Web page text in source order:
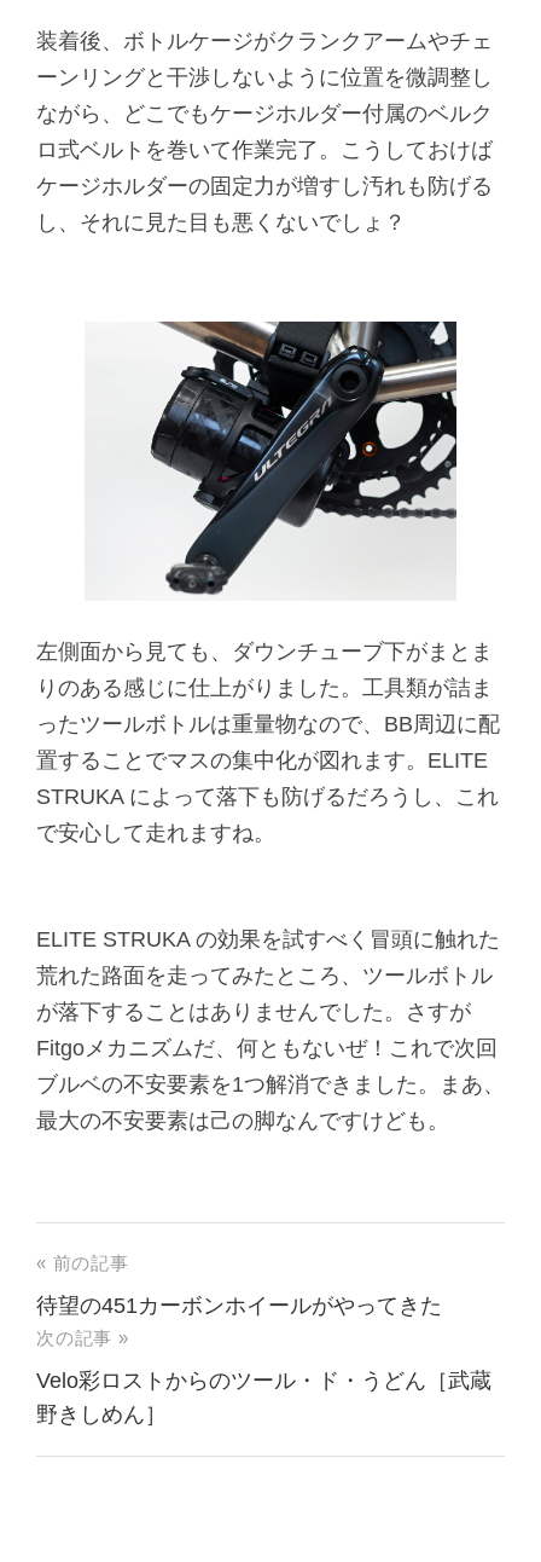
装着後、ボトルケージがクランクアームやチェ
ーンリングと干渉しないように位置を微調整し
ながら、どこでもケージホルダー付属のベルク
ロ式ベルトを巻いて作業完了。こうしておけば
ケージホルダーの固定力が増すし汚れも防げる
し、それに見た目も悪くないでしょ？
左側面から見ても、ダウンチューブ下がまとま
りのある感じに仕上がりました。工具類が詰ま
ったツールボトルは重量物なので、BB周辺に配
置することでマスの集中化が図れます。ELITE
STRUKA によって落下も防げるだろうし、これ
で安心して走れますね。
ELITE STRUKA の効果を試すべく冒頭に触れた
荒れた路面を走ってみたところ、ツールボトル
が落下することはありませんでした。さすが
Fitgoメカニズムだ、何ともないぜ！これで次回
ブルベの不安要素を1つ解消できました。まあ、
最大の不安要素は己の脚なんですけども。
« 前の記事
待望の451カーボンホイールがやってきた
次の記事 »
Velo彩ロストからのツール・ド・うどん［武蔵
野きしめん］